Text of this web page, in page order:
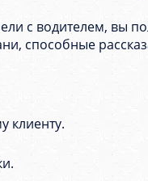
с водителем, вы
способные
клиенту.